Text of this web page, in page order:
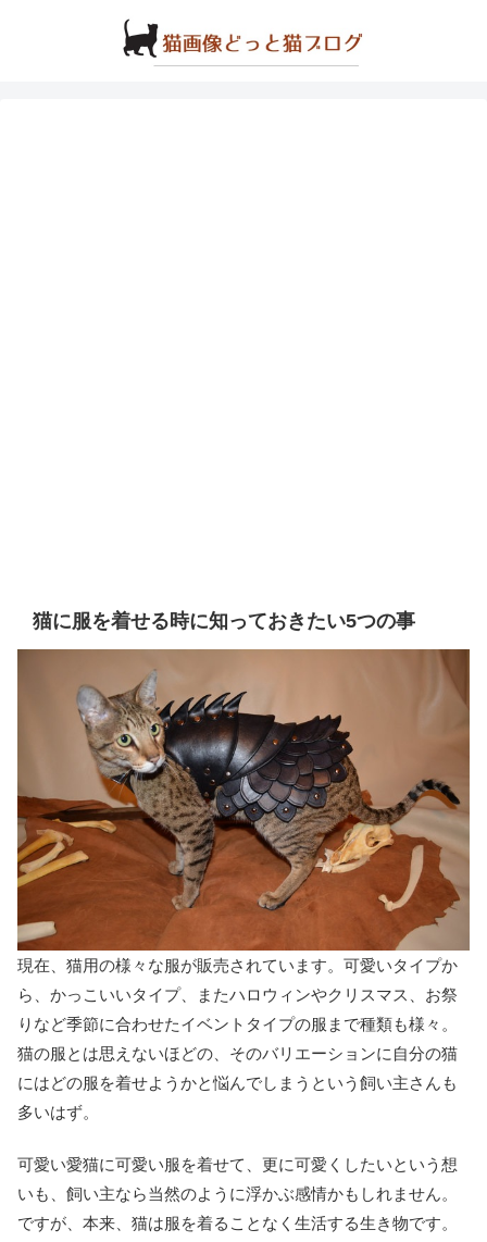
猫に服を着せる時に知っておきたい5つの事
現在、猫用の様々な服が販売されています。可愛いタイプか
ら、かっこいいタイプ、またハロウィンやクリスマス、お祭
りなど季節に合わせたイベントタイプの服まで種類も様々。
猫の服とは思えないほどの、そのバリエーションに自分の猫
にはどの服を着せようかと悩んでしまうという飼い主さんも
多いはず。
可愛い愛猫に可愛い服を着せて、更に可愛くしたいという想
いも、飼い主なら当然のように浮かぶ感情かもしれません。
ですが、本来、猫は服を着ることなく生活する生き物です。